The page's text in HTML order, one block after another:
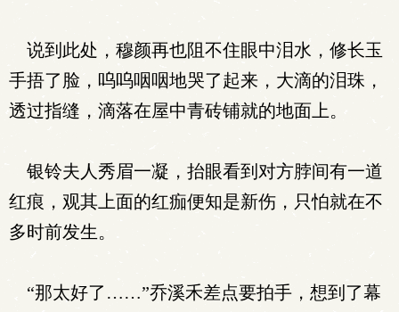
说到此处，穆颜再也阻不住眼中泪水，修长玉
手捂了脸，呜呜咽咽地哭了起来，大滴的泪珠，
透过指缝，滴落在屋中青砖铺就的地面上。
银铃夫人秀眉一凝，抬眼看到对方脖间有一道
红痕，观其上面的红痂便知是新伤，只怕就在不
多时前发生。
“那太好了……”乔溪禾差点要拍手，想到了幕